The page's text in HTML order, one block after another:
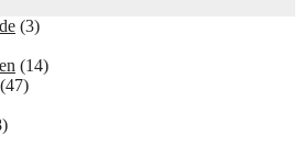
(3)
(14)
(47)